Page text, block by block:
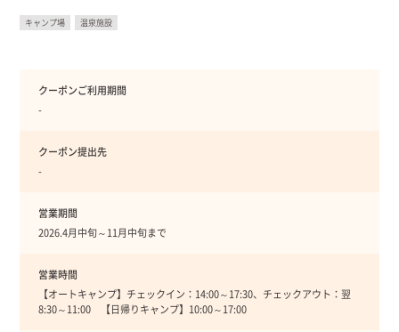
キャンプ場 温泉施設
クーポンご利用期間
-
クーポン提出先
-
営業期間
2026.4月中旬～11月中旬まで
営業時間
【オートキャンプ】チェックイン：14:00～17:30、チェックアウト：翌
8:30～11:00 【日帰りキャンプ】10:00～17:00